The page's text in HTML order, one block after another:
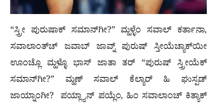
“ಸ್ತ್ರೀ ಪುರುಷಾಕ್ ಸಮಾನ್‍ಗೀ?” ಮ್ಹಳ್ಳೆಂ ಸವಾಲ್ ಕರ್ತಾನಾ,
ಸವಾಲಾಂತ್‍ಚ್ ಜವಾಬ್ ಜಾವ್ನ್ ಪುರುಷ್ ಸ್ತೀಯೆಚ್ಯಾಕ್‍ಯೀ
ಊಂಚ್ಲೊ ಮ್ಹಳ್ಳೊ ಭಾಸ್ ಜಾತಾ ತರ್ “ಪುರುಷ್ ಸ್ತ್ರೀಯೆಕ್
ಸಮಾನ್‍ಗೀ?” ಮ್ಹಣ್ ಸವಾಲ್ ಕೆಲ್ಯಾರ್ ಹಿ ಘುಸ್ಪಡ್
ಜಾಯ್ನಾಂಗೀ? ಪಯ್ಲ್ಯಾನ್ ಪಯ್ಲೆಂ, ಹಿಂ ಸವಾಲಾಂಚ್ ಕಿತ್ಯಾಕ್